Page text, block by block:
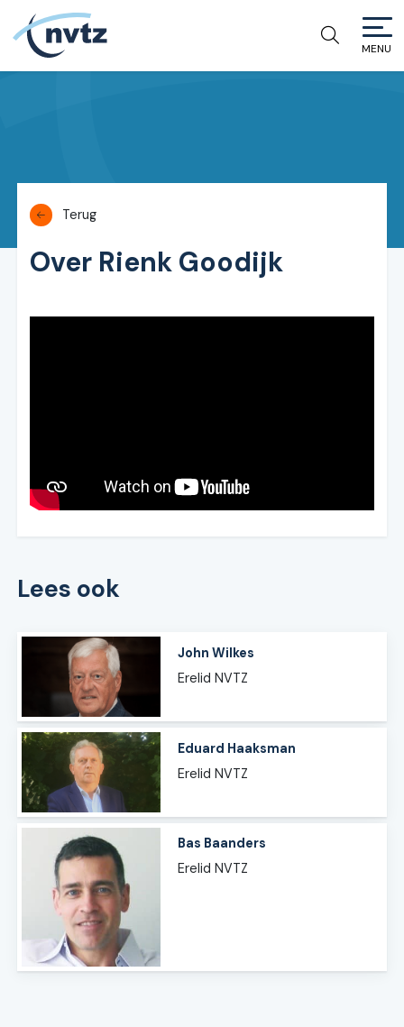
NVTZ
MENU
Terug
Over Rienk Goodijk
Lees ook
John Wilkes
Erelid NVTZ
Eduard Haaksman
Erelid NVTZ
Bas Baanders
Erelid NVTZ